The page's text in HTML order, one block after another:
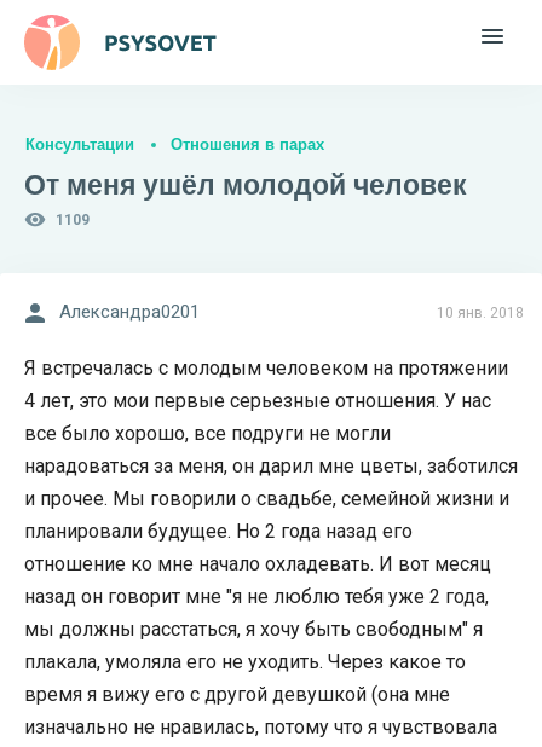
Консультации Отношения в парах
От меня ушёл молодой человек
1109
10 янв. 2018
Александра0201
Я встречалась с молодым человеком на протяжении
4 лет, это мои первые серьезные отношения. У нас
все было хорошо, все подруги не могли
нарадоваться за меня, он дарил мне цветы, заботился
и прочее. Мы говорили о свадьбе, семейной жизни и
планировали будущее. Но 2 года назад его
отношение ко мне начало охладевать. И вот месяц
назад он говорит мне "я не люблю тебя уже 2 года,
мы должны расстаться, я хочу быть свободным" я
плакала, умоляла его не уходить. Через какое то
время я вижу его с другой девушкой (она мне
изначально не нравилась, потому что я чувствовала